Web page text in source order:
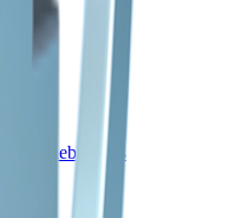
Vertriebsteams